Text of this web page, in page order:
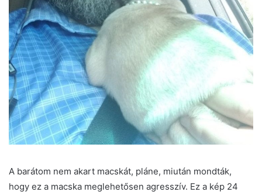
A barátom nem akart macskát, pláne, miután mondták,
hogy ez a macska meglehetősen agresszív. Ez a kép 24